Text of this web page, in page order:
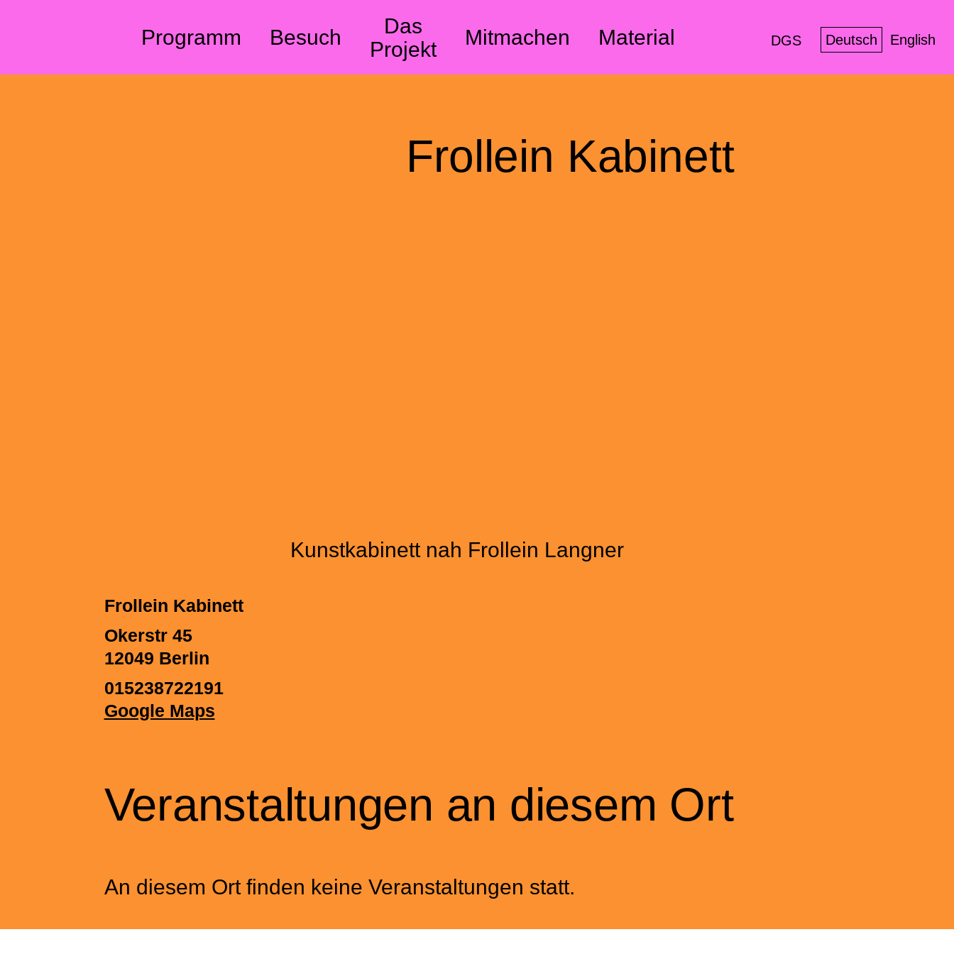
Programm
Besuch
Das
Projekt
Mitmachen Material DGS Deutsch English
Frollein Kabinett
Frollein Kabinett
Okerstr 45
12049 Berlin
015238722191
Google Maps
Kunstkabinett nah Frollein Langner
Veranstaltungen an diesem Ort
An diesem Ort finden keine Veranstaltungen statt.